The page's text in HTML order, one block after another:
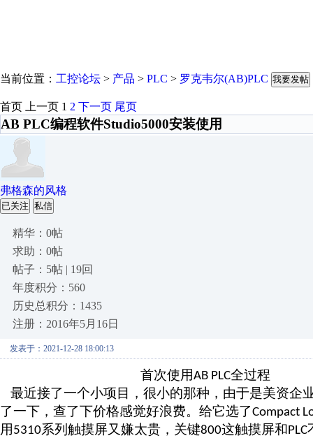
当前位置： 工控论坛 > 产品 > PLC > 罗克韦尔(AB)PLC 我要发帖
首页 上一页 1 2 下一页 尾页
AB PLC编程软件Studio5000安装使用
弗格森的风格
已关注 私信
精华：0帖
求助：0帖
帖子：5帖 | 19回
年度积分：560
历史总积分：1435
注册：2016年5月16日
发表于：2021-12-28 18:00:13
首次使用AB PLC全过程
最近接了一个小项目，很小的那种，由于是美资企
了一下，查了下价格感觉好浪费。给它选了Compact
用 5310系列触摸屏又嫌太贵，关键800这触摸屏和PLC